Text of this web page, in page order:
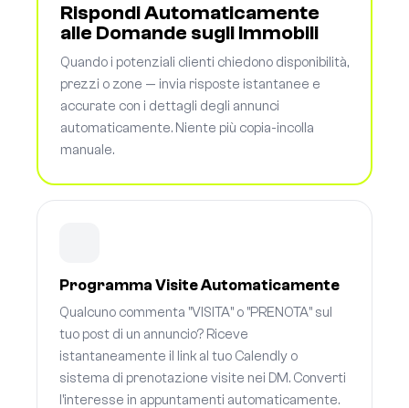
Rispondi Automaticamente
alle Domande sugli Immobili
Quando i potenziali clienti chiedono disponibilità,
prezzi o zone — invia risposte istantanee e
accurate con i dettagli degli annunci
automaticamente. Niente più copia-incolla
manuale.
Programma Visite Automaticamente
Qualcuno commenta "VISITA" o "PRENOTA" sul
tuo post di un annuncio? Riceve
istantaneamente il link al tuo Calendly o
sistema di prenotazione visite nei DM. Converti
l'interesse in appuntamenti automaticamente.